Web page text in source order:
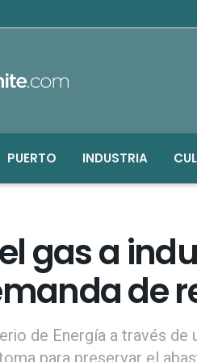
PUERTO INDUSTRIA
gas a
de
de Energía a través